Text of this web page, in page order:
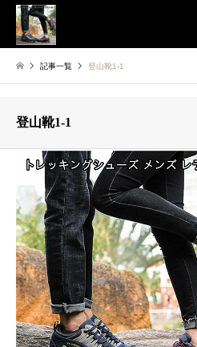
記事一覧 登山靴1-1
登山靴1-1